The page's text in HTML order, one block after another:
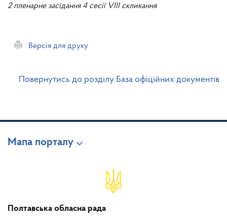
2 пленарне засідання 4 сесії VIII скликання
Версія для друку
Повернутись до розділу База офіційних документів
Мапа порталу
Полтавська обласна рада